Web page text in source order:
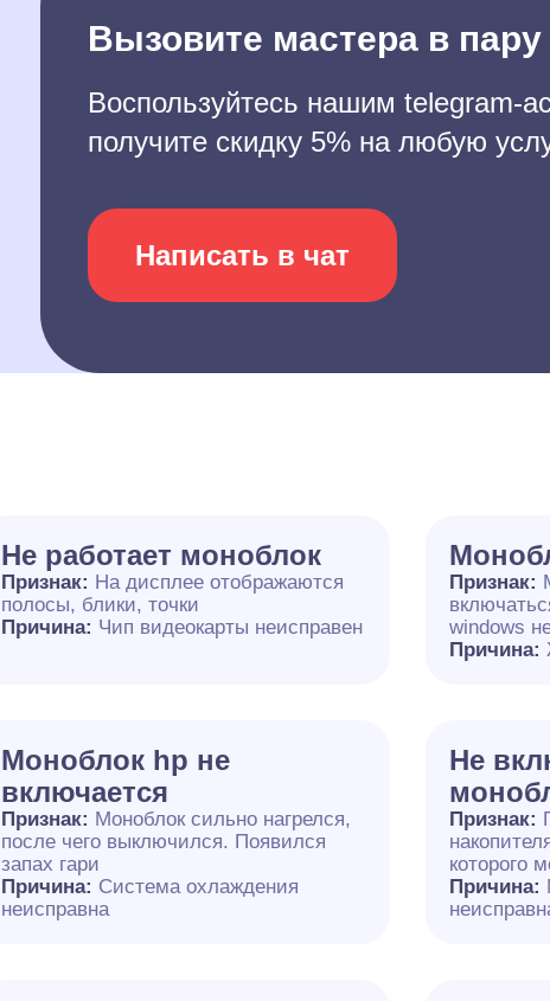
Вызовите мастера в пару
Воспользуйтесь нашим telegram-
получите скидку 5% на любую
Написать в чат
Не работает моноблок
Признак: На дисплее отображаются
полосы, блики, точки
Причина: Чип видеокарты неисправен
Признак:
windows
Причина:
Моноблок hp не
включается
Признак: Моноблок сильно нагрелся,
после чего выключился. Появился
запах гари
Причина: Система охлаждения
неисправна
Не
Признак:
которого
Причина: